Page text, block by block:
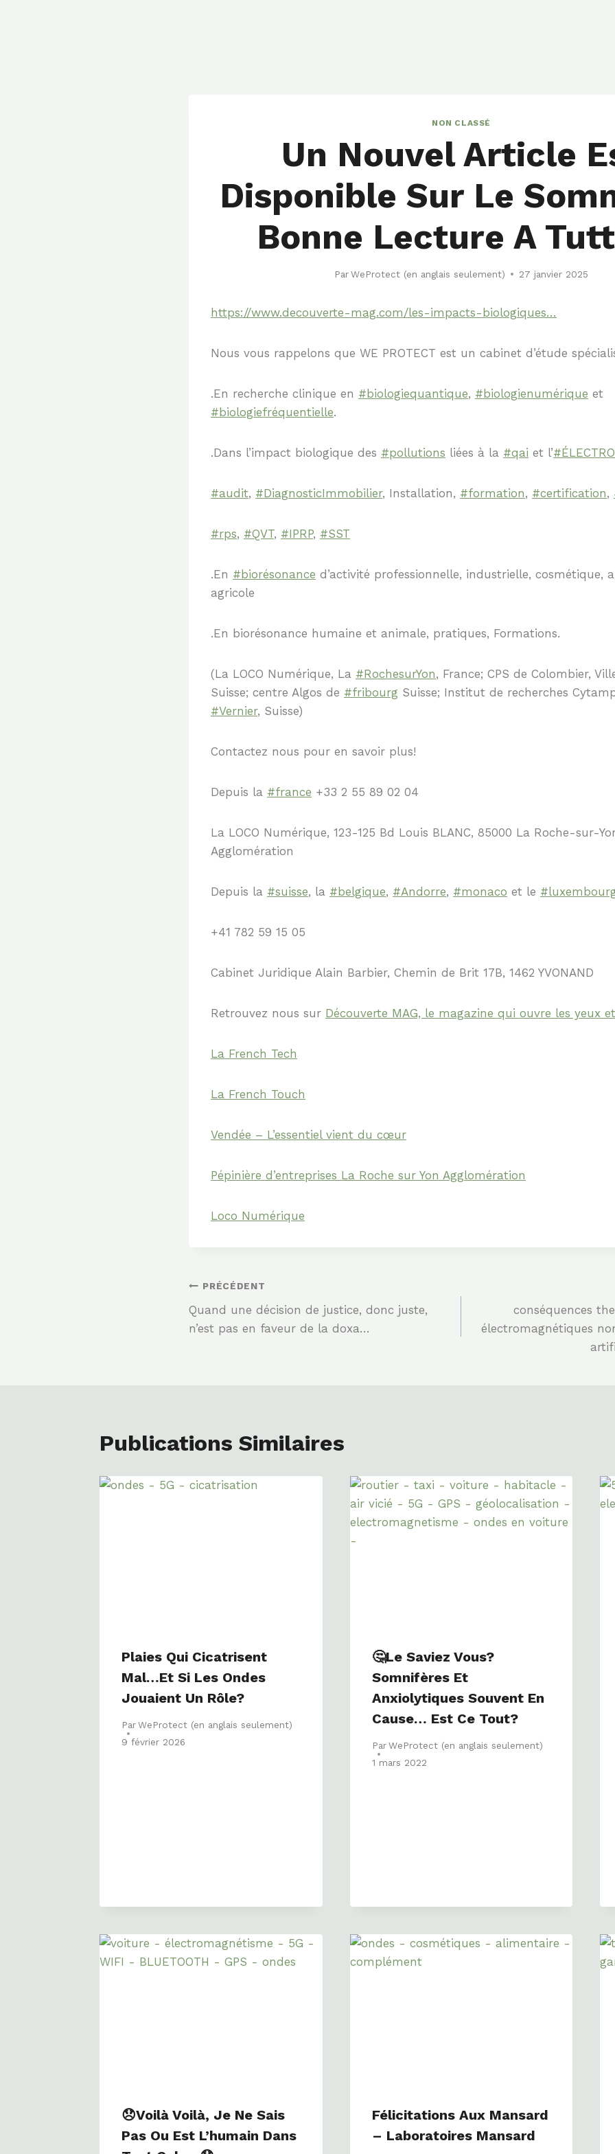
NON CLASSÉ
Un Nouvel Article
Disponible Sur Le
Bonne Lecture A
ParWeProtect (en anglais seulement) 27 janvier 2025
https://www.decouverte-mag.com/les-impacts-biologiques…
Nous vous rappelons que WE PROTECT est un cabinet d’étude
.En recherche clinique en #biologiequantique, #biologienumérique et
#biologiefréquentielle.
.Dans l’impact biologique des #pollutions liées à la #qai et l’
#audit, #DiagnosticImmobilier, Installation, #formation, #certification,
#rps, #QVT, #IPRP, #SST
.En #biorésonance d’activité professionnelle, industrielle, cosmétique,
agricole
.En biorésonance humaine et animale, pratiques, Formations.
(La LOCO Numérique, La #RochesurYon, France; CPS de Colombier,
Suisse; centre Algos de #fribourg Suisse; Institut de recherches
#Vernier, Suisse)
Contactez nous pour en savoir plus!
Depuis la #france +33 2 55 89 02 04
La LOCO Numérique, 123-125 Bd Louis BLANC, 85000 La Roche-sur-
Agglomération
Depuis la #suisse, la #belgique, #Andorre, #monaco et le
+41 782 59 15 05
Cabinet Juridique Alain Barbier, Chemin de Brit 17B, 1462 YVONAND
Retrouvez nous sur Découverte MAG, le magazine qui ouvre les yeux
La French Tech
La French Touch
Vendée – L’essentiel vient du cœur
Pépinière d’entreprises La Roche sur Yon Agglomération
Loco Numérique
Navigation
De
PRÉCÉDENT
Quand une décision de justice, donc juste,
n’est pas en faveur de la doxa…
conséquences
électromagnétiques
Publications Similaires
Plaies Qui Cicatrisent
Mal…et Si Les Ondes
Jouaient Un Rôle?
ParWeProtect (en anglais seulement)
9 février 2026
🤔le Saviez Vous?
Somnifères Et
Anxiolytiques Souvent En
Cause… Est Ce Tout?
Par WeProtect (en anglais seulement)
1 mars 2022
😞Voilà Voilà, Je Ne Sais
Pas Ou Est L’humain Dans
Félicitations Aux Mansard
– Laboratoires Mansard